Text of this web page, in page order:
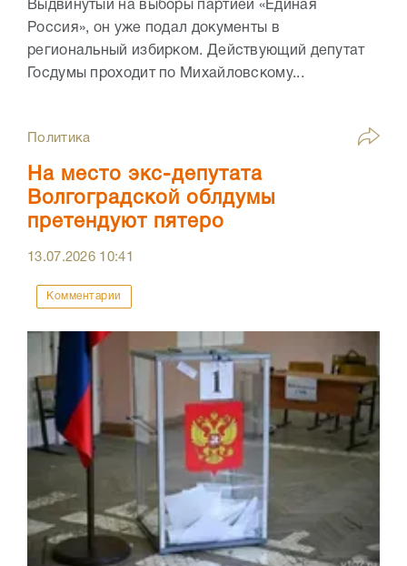
Выдвинутый на выборы партией «Единая
Россия», он уже подал документы в
региональный избирком. Действующий депутат
Госдумы проходит по Михайловскому...
Политика
На место экс-депутата
Волгоградской облдумы
претендуют пятеро
13.07.2026 10:41
Комментарии